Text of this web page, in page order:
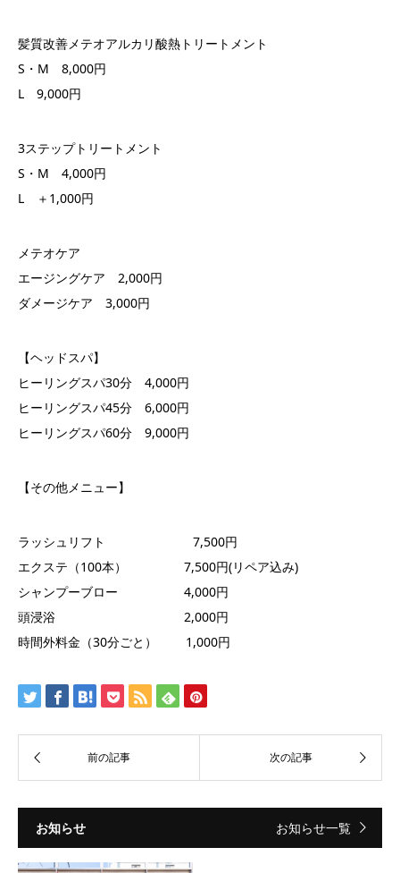
髪質改善メテオアルカリ酸熱トリートメント
S・M 8,000円
L 9,000円
3ステップトリートメント
S・M 4,000円
L ＋1,000円
メテオケア
エージングケア 2,000円
ダメージケア 3,000円
【ヘッドスパ】
ヒーリングスパ30分 4,000円
ヒーリングスパ45分 6,000円
ヒーリングスパ60分 9,000円
【その他メニュー】
ラッシュリフト 7,500円
エクステ（100本） 7,500円(リペア込み)
シャンプーブロー 4,000円
頭浸浴 2,000円
時間外料金（30分ごと） 1,000円
お知らせ お知らせ一覧